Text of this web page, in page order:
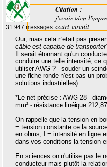
31 947 messages
Citation :
j'avais bien
court-circuit
Oui, mais cela n'était pas
câble est capable de transporter
Il serait étonnant qu'un
conduire une telle intensité, ce
utiliser AWG ? - souder un
une fiche ronde n'est pas un
solutions industrielles).
*Le net précise : AWG 28 -
mm² - résistance linéique
On rappelle que la tension en
= tension constante de la
en ohms, I = intensité en ligne
dans vos conditions la tension
En sciences on n'utilise pas le
conducteur mais plutôt la